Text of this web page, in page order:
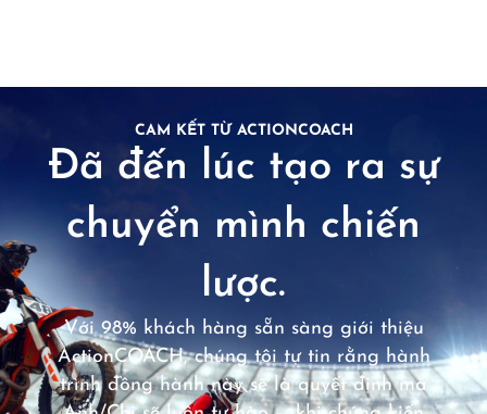
CAM KẾT TỪ ACTIONCOACH
Đã đến lúc tạo ra sự
chuyển mình chiến
lược.
Với 98% khách hàng sẵn sàng giới thiệu
ActionCOACH, chúng tôi tự tin rằng hành
trình đồng hành này sẽ là quyết định mà